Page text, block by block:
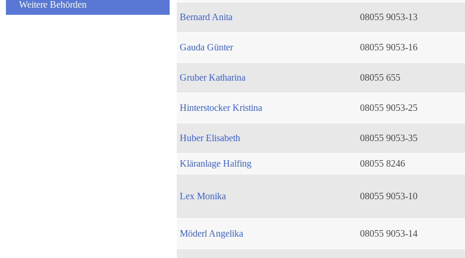
Weitere Behörden
Bernard Anita 08055 9053-13
Gauda Günter 08055 9053-16
Gruber Katharina 08055 655
Hinterstocker Kristina 08055 9053-25
Huber Elisabeth 08055 9053-35
Kläranlage Halfing
08055 8246
Lex Monika 08055 9053-10
Möderl Angelika 08055 9053-14